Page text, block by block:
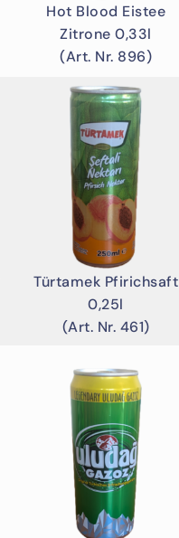
Hot Blood Eistee
Zitrone 0,33l
(Art. Nr. 896)
Türtamek Pfirichsaft
0,25l
(Art. Nr. 461)